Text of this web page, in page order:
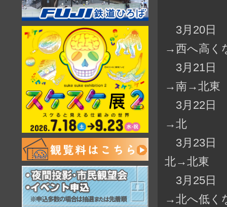
3月20日
→西へ高く
3月21日
→南→北東
3月22日
→北
3月23日
北→北東
3月25日
→北へ低く